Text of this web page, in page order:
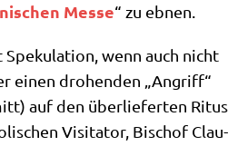
Mes­se“ zu ebnen.
wenn auch nicht
einen dro­hen­den „Angriff“
auf den über­lie­fer­ten Ritus
Visi­ta­tor, Bischof Clau­